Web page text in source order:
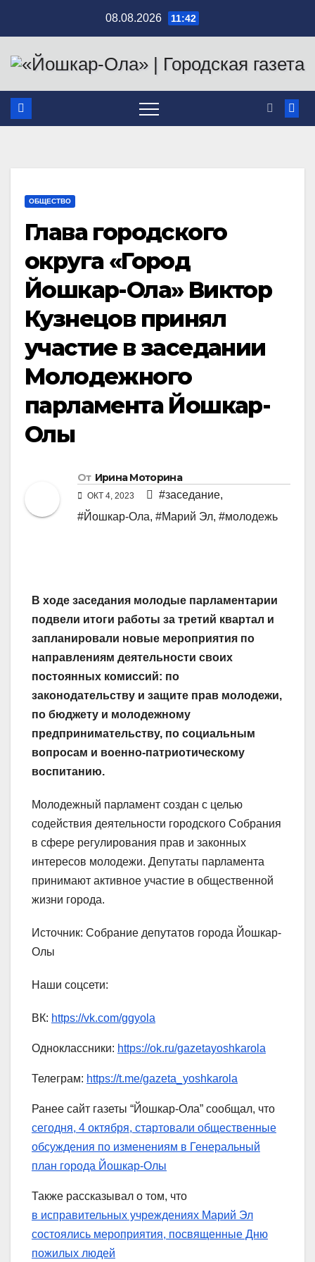
содержимому
08.08.2026 11:42
ОБЩЕСТВО
Глава городского
округа «Город
Йошкар-Ола» Виктор
Кузнецов принял
участие в заседании
Молодежного
парламента Йошкар-
Олы
От Ирина Моторина
ОКТ 4, 2023 #заседание,
#Йошкар-Ола, #Марий Эл, #молодежь
В ходе заседания молодые парламентарии
подвели итоги работы за третий квартал и
запланировали новые мероприятия по
направлениям деятельности своих
постоянных комиссий: по
законодательству и защите прав молодежи,
по бюджету и молодежному
предпринимательству, по социальным
вопросам и военно-патриотическому
воспитанию.
Молодежный парламент создан с целью
содействия деятельности городского Собрания
в сфере регулирования прав и законных
интересов молодежи. Депутаты парламента
принимают активное участие в общественной
жизни города.
Источник: Собрание депутатов города Йошкар-
Олы
Наши соцсети:
ВК: https://vk.com/ggyola
Одноклассники: https://ok.ru/gazetayoshkarola
Телеграм: https://t.me/gazeta_yoshkarola
Ранее сайт газеты “Йошкар-Ола” сообщал, что
сегодня, 4 октября, стартовали общественные
обсуждения по изменениям в Генеральный
план города Йошкар-Олы
Также рассказывал о том, что
в исправительных учреждениях Марий Эл
состоялись мероприятия, посвященные Дню
пожилых людей